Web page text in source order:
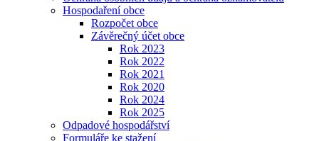
Hospodaření obce
Rozpočet obce
Závěrečný účet obce
Rok 2023
Rok 2022
Rok 2021
Rok 2020
Rok 2024
Rok 2025
Odpadové hospodářství
Formuláře ke stažení